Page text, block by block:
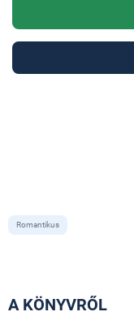
Romantikus
A KÖNYVRŐL